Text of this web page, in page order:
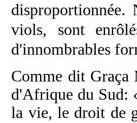
disproportionnée.
viols, sont
d'innombrables
Comme dit Graça
d'Afrique du Sud:
la vie, le droit de